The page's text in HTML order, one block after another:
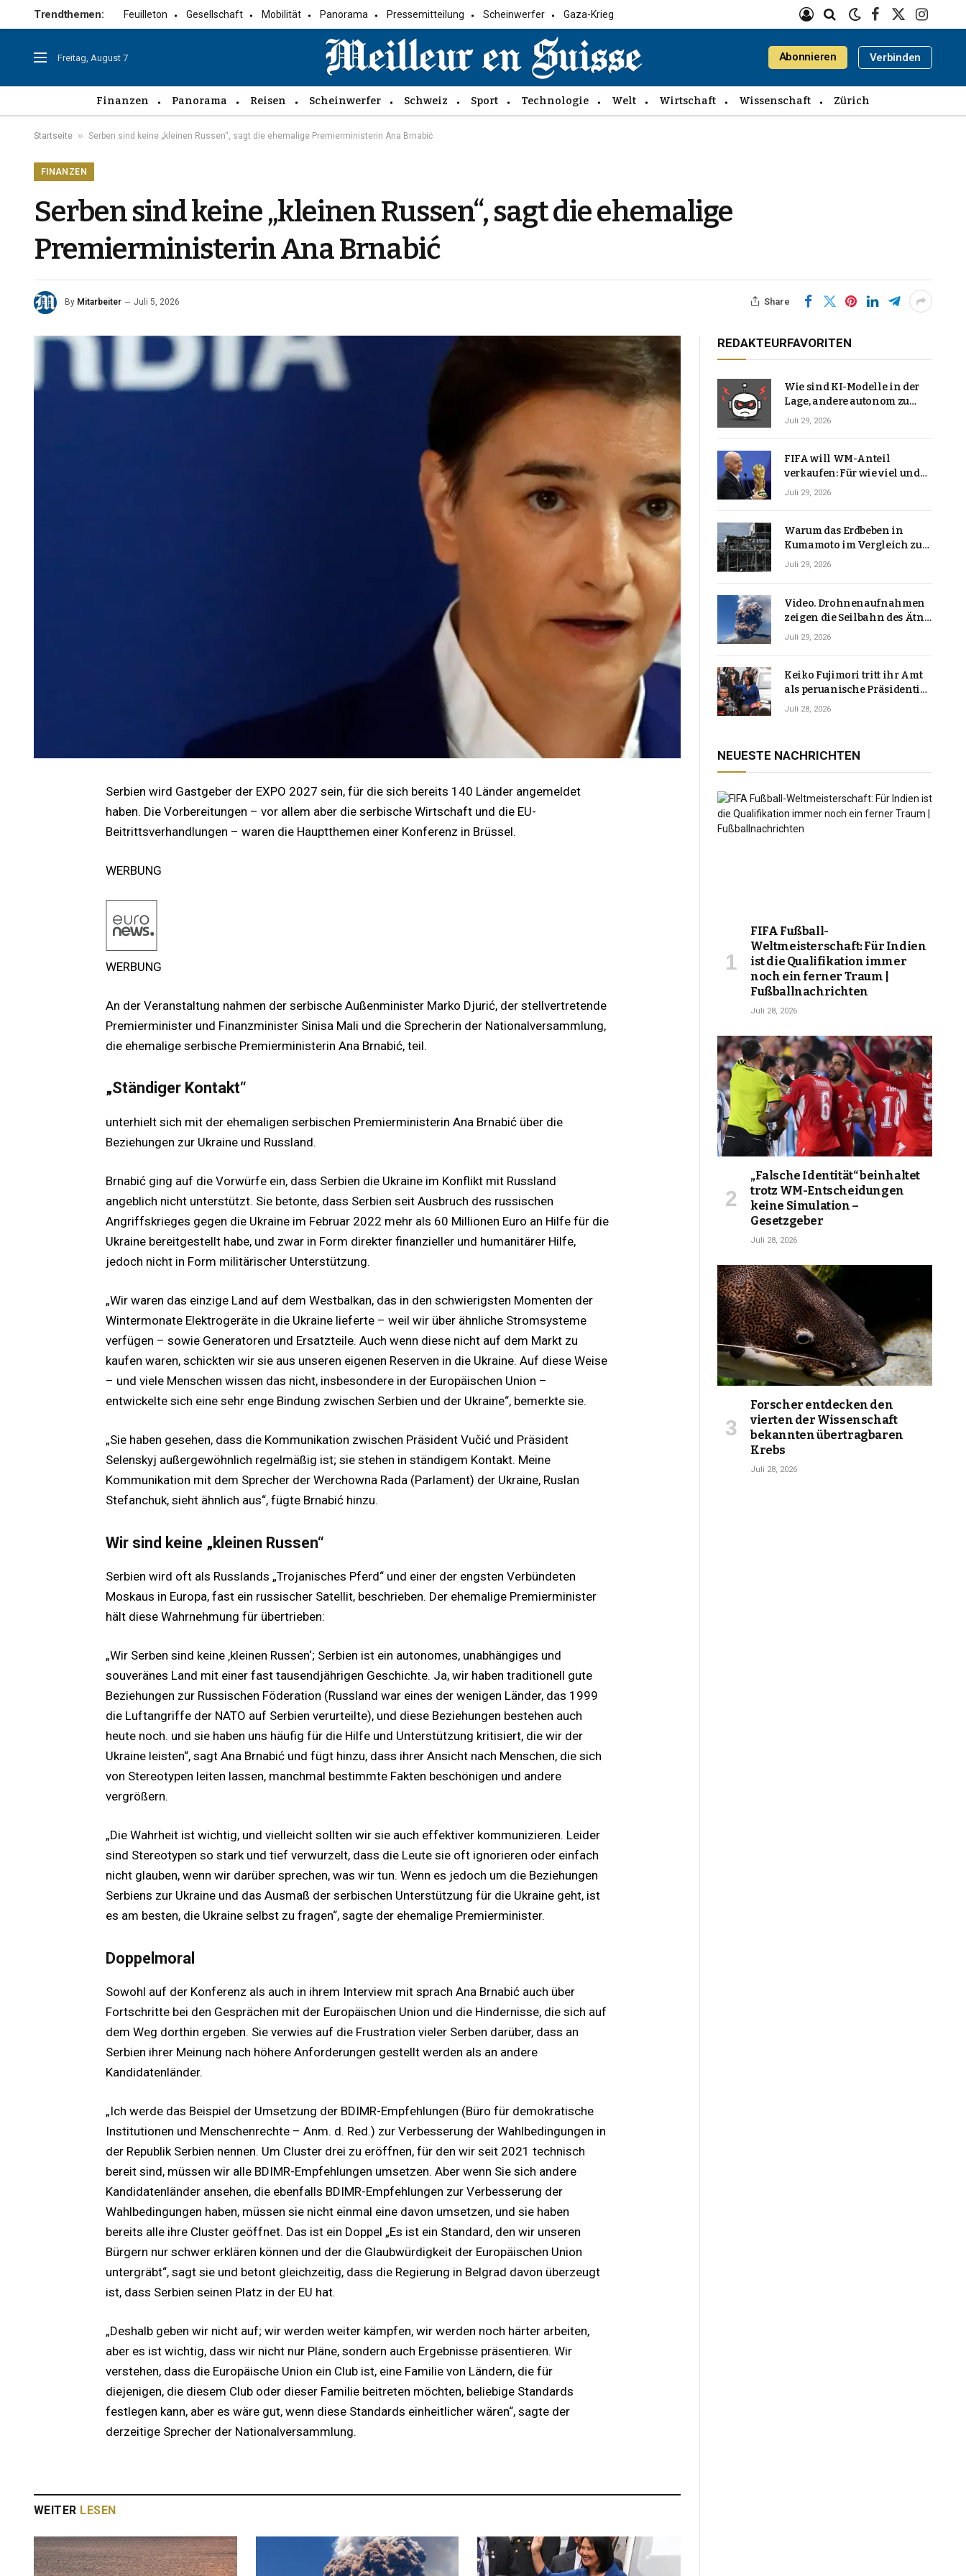
Trendthemen: Feuilleton Gesellschaft Mobilität Panorama Pressemitteilung Scheinwerfer Gaza-Krieg
Facebook
X
Freitag, August 7 Abonnieren Verbinden
Finanzen Panorama Reisen Scheinwerfer Schweiz Sport Technologie Welt Wirtschaft Wissenschaft Zürich
Startseite » Serben sind keine „kleinen Russen“, sagt die ehemalige Premierministerin Ana Brnabić
FINANZEN
Serben sind keine „kleinen Russen“, sagt die ehemalige
Premierministerin Ana Brnabić
By Mitarbeiter Juli 5, 2026 Share
Serbien wird Gastgeber der EXPO 2027 sein, für die sich bereits 140 Länder angemeldet
haben. Die Vorbereitungen – vor allem aber die serbische Wirtschaft und die EU-
Beitrittsverhandlungen – waren die Hauptthemen einer Konferenz in Brüssel.
WERBUNG
WERBUNG
An der Veranstaltung nahmen der serbische Außenminister Marko Djurić, der stellvertretende
Premierminister und Finanzminister Sinisa Mali und die Sprecherin der Nationalversammlung,
die ehemalige serbische Premierministerin Ana Brnabić, teil.
„Ständiger Kontakt“
unterhielt sich mit der ehemaligen serbischen Premierministerin Ana Brnabić über die
Beziehungen zur Ukraine und Russland.
Brnabić ging auf die Vorwürfe ein, dass Serbien die Ukraine im Konflikt mit Russland
angeblich nicht unterstützt. Sie betonte, dass Serbien seit Ausbruch des russischen
Angriffskrieges gegen die Ukraine im Februar 2022 mehr als 60 Millionen Euro an Hilfe für die
Ukraine bereitgestellt habe, und zwar in Form direkter finanzieller und humanitärer Hilfe,
jedoch nicht in Form militärischer Unterstützung.
„Wir waren das einzige Land auf dem Westbalkan, das in den schwierigsten Momenten der
Wintermonate Elektrogeräte in die Ukraine lieferte – weil wir über ähnliche Stromsysteme
verfügen – sowie Generatoren und Ersatzteile. Auch wenn diese nicht auf dem Markt zu
kaufen waren, schickten wir sie aus unseren eigenen Reserven in die Ukraine. Auf diese Weise
– und viele Menschen wissen das nicht, insbesondere in der Europäischen Union –
entwickelte sich eine sehr enge Bindung zwischen Serbien und der Ukraine“, bemerkte sie.
„Sie haben gesehen, dass die Kommunikation zwischen Präsident Vučić und Präsident
Selenskyj außergewöhnlich regelmäßig ist; sie stehen in ständigem Kontakt. Meine
Kommunikation mit dem Sprecher der Werchowna Rada (Parlament) der Ukraine, Ruslan
Stefanchuk, sieht ähnlich aus“, fügte Brnabić hinzu.
Wir sind keine „kleinen Russen“
Serbien wird oft als Russlands „Trojanisches Pferd“ und einer der engsten Verbündeten
Moskaus in Europa, fast ein russischer Satellit, beschrieben. Der ehemalige Premierminister
hält diese Wahrnehmung für übertrieben:
„Wir Serben sind keine ‚kleinen Russen‘; Serbien ist ein autonomes, unabhängiges und
souveränes Land mit einer fast tausendjährigen Geschichte. Ja, wir haben traditionell gute
Beziehungen zur Russischen Föderation (Russland war eines der wenigen Länder, das 1999
die Luftangriffe der NATO auf Serbien verurteilte), und diese Beziehungen bestehen auch
heute noch. und sie haben uns häufig für die Hilfe und Unterstützung kritisiert, die wir der
Ukraine leisten“, sagt Ana Brnabić und fügt hinzu, dass ihrer Ansicht nach Menschen, die sich
von Stereotypen leiten lassen, manchmal bestimmte Fakten beschönigen und andere
vergrößern.
„Die Wahrheit ist wichtig, und vielleicht sollten wir sie auch effektiver kommunizieren. Leider
sind Stereotypen so stark und tief verwurzelt, dass die Leute sie oft ignorieren oder einfach
nicht glauben, wenn wir darüber sprechen, was wir tun. Wenn es jedoch um die Beziehungen
Serbiens zur Ukraine und das Ausmaß der serbischen Unterstützung für die Ukraine geht, ist
es am besten, die Ukraine selbst zu fragen“, sagte der ehemalige Premierminister.
Doppelmoral
Sowohl auf der Konferenz als auch in ihrem Interview mit sprach Ana Brnabić auch über
Fortschritte bei den Gesprächen mit der Europäischen Union und die Hindernisse, die sich auf
dem Weg dorthin ergeben. Sie verwies auf die Frustration vieler Serben darüber, dass an
Serbien ihrer Meinung nach höhere Anforderungen gestellt werden als an andere
Kandidatenländer.
„Ich werde das Beispiel der Umsetzung der BDIMR-Empfehlungen (Büro für demokratische
Institutionen und Menschenrechte – Anm. d. Red.) zur Verbesserung der Wahlbedingungen in
der Republik Serbien nennen. Um Cluster drei zu eröffnen, für den wir seit 2021 technisch
bereit sind, müssen wir alle BDIMR-Empfehlungen umsetzen. Aber wenn Sie sich andere
Kandidatenländer ansehen, die ebenfalls BDIMR-Empfehlungen zur Verbesserung der
Wahlbedingungen haben, müssen sie nicht einmal eine davon umsetzen, und sie haben
bereits alle ihre Cluster geöffnet. Das ist ein Doppel „Es ist ein Standard, den wir unseren
Bürgern nur schwer erklären können und der die Glaubwürdigkeit der Europäischen Union
untergräbt“, sagt sie und betont gleichzeitig, dass die Regierung in Belgrad davon überzeugt
ist, dass Serbien seinen Platz in der EU hat.
„Deshalb geben wir nicht auf; wir werden weiter kämpfen, wir werden noch härter arbeiten,
aber es ist wichtig, dass wir nicht nur Pläne, sondern auch Ergebnisse präsentieren. Wir
verstehen, dass die Europäische Union ein Club ist, eine Familie von Ländern, die für
diejenigen, die diesem Club oder dieser Familie beitreten möchten, beliebige Standards
festlegen kann, aber es wäre gut, wenn diese Standards einheitlicher wären“, sagte der
derzeitige Sprecher der Nationalversammlung.
WEITER LESEN
REDAKTEURFAVORITEN
Wie sind KI-Modelle in der
Lage, andere autonom zu
hacken? | Technologie-News
Juli 29, 2026
FIFA will WM-Anteil
verkaufen: Für wie viel und
warum macht Gianni
Juli 29, 2026
Warum das Erdbeben in
Kumamoto im Vergleich zu
den meisten Erdbeben, die
Juli 29, 2026
Video. Drohnenaufnahmen
zeigen die Seilbahn des Ätna
über einer Vulkanlandschaft
Juli 29, 2026
Keiko Fujimori tritt ihr Amt
als peruanische Präsidentin
an und verspricht, das
Juli 28, 2026
NEUESTE NACHRICHTEN
FIFA Fußball-
Weltmeisterschaft: Für Indien
ist die Qualifikation immer
noch ein ferner Traum |
Fußballnachrichten
Juli 28, 2026
„Falsche Identität“ beinhaltet
trotz WM-Entscheidungen
keine Simulation –
Gesetzgeber
Juli 28, 2026
Forscher entdecken den
vierten der Wissenschaft
bekannten übertragbaren
Krebs
Juli 28, 2026